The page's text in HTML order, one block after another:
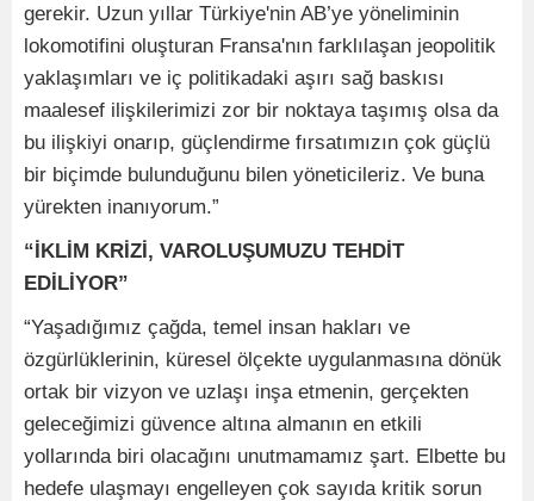
gerekir. Uzun yıllar Türkiye'nin AB’ye yöneliminin
lokomotifini oluşturan Fransa'nın farklılaşan jeopolitik
yaklaşımları ve iç politikadaki aşırı sağ baskısı
maalesef ilişkilerimizi zor bir noktaya taşımış olsa da
bu ilişkiyi onarıp, güçlendirme fırsatımızın çok güçlü
bir biçimde bulunduğunu bilen yöneticileriz. Ve buna
yürekten inanıyorum.”
“İKLİM KRİZİ, VAROLUŞUMUZU TEHDİT
EDİLİYOR”
“Yaşadığımız çağda, temel insan hakları ve
özgürlüklerinin, küresel ölçekte uygulanmasına dönük
ortak bir vizyon ve uzlaşı inşa etmenin, gerçekten
geleceğimizi güvence altına almanın en etkili
yollarında biri olacağını unutmamamız şart. Elbette bu
hedefe ulaşmayı engelleyen çok sayıda kritik sorun